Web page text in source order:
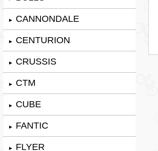
► CANNONDALE
► CENTURION
► CRUSSIS
► CTM
► CUBE
► FANTIC
► FLYER